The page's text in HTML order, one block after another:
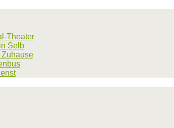
Theater
Selb